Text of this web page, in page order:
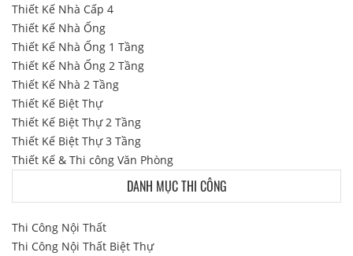
Thiết Kế Nhà Cấp 4
Thiết Kế Nhà Ống
Thiết Kế Nhà Ống 1 Tầng
Thiết Kế Nhà Ống 2 Tầng
Thiết Kế Nhà 2 Tầng
Thiết Kế Biệt Thự
Thiết Kế Biệt Thự 2 Tầng
Thiết Kế Biệt Thự 3 Tầng
Thiết Kế & Thi công Văn Phòng
DANH MỤC THI CÔNG
Thi Công Nội Thất
Thi Công Nội Thất Biệt Thự